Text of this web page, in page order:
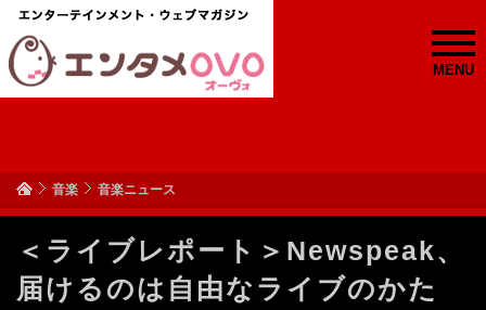
MENU
音楽 音楽ニュース
＜ライブレポート＞Newspeak、
届けるのは自由なライブのかた